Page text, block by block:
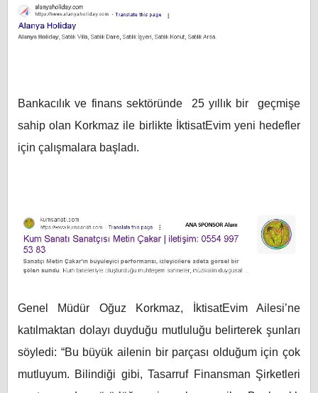
Bankacılık ve finans sektöründe 25 yıllık bir geçmişe
sahip olan Korkmaz ile birlikte İktisatEvim yeni hedefler
için çalışmalara başladı.
Genel Müdür Oğuz Korkmaz, İktisatEvim Ailesi’ne
katılmaktan dolayı duyduğu mutluluğu belirterek şunları
söyledi: “Bu büyük ailenin bir parçası olduğum için çok
mutluyum. Bilindiği gibi, Tasarruf Finansman Şirketleri